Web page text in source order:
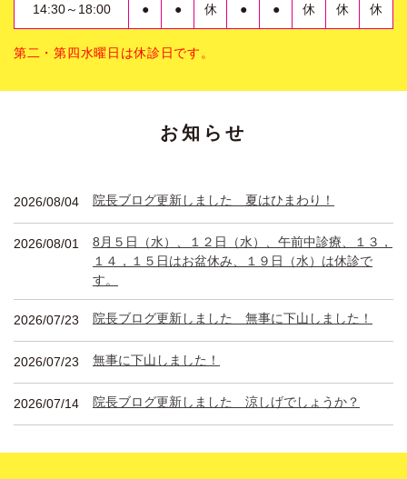
14:30～18:00 ● ● 休 ● ● 休 休 休
第二・第四水曜日は休診日です。
お知らせ
2026/08/04 院長ブログ更新しました 夏はひまわり！
2026/08/01
8月５日（水）、１２日（水）、午前中診療、１３，
１４，１５日はお盆休み、１９日（水）は休診で
す。
2026/07/23 院長ブログ更新しました 無事に下山しました！
2026/07/23 無事に下山しました！
2026/07/14 院長ブログ更新しました 涼しげでしょうか？